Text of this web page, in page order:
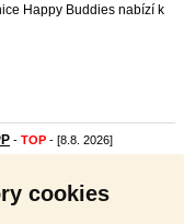
cookies
Happy Buddies nabízí k
- TOP - [8.8. 2026]